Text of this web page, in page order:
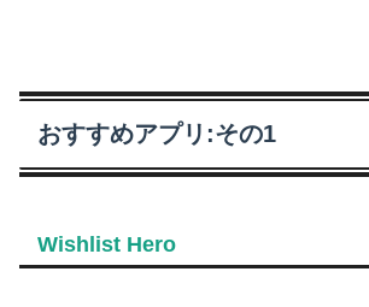
おすすめアプリ:その1
Wishlist Hero